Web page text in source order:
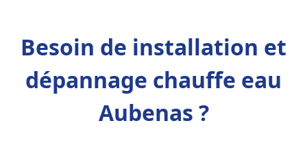
Besoin de installation et
dépannage chauffe eau
Aubenas ?